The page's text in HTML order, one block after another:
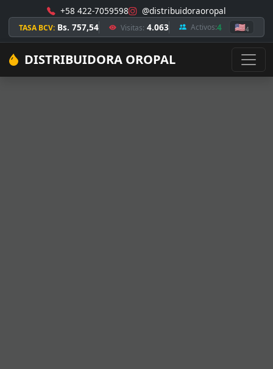
+58 422-7059598 @distribuidoraoropal
TASA BCV: Bs. 757,54 Visitas: 4.063 Activos:4 🇺🇸4
DISTRIBUIDORA OROPAL